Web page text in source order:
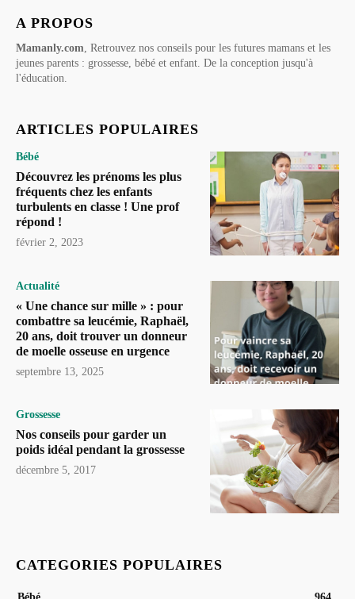
A PROPOS
Mamanly.com, Retrouvez nos conseils pour les futures mamans et les
jeunes parents : grossesse, bébé et enfant. De la conception jusqu'à
l'éducation.
ARTICLES POPULAIRES
Bébé
Découvrez les prénoms les plus
fréquents chez les enfants
turbulents en classe ! Une prof
répond !
février 2, 2023
Actualité
« Une chance sur mille » : pour
combattre sa leucémie, Raphaël,
20 ans, doit trouver un donneur
de moelle osseuse en urgence
septembre 13, 2025
Grossesse
Nos conseils pour garder un
poids idéal pendant la grossesse
décembre 5, 2017
CATEGORIES POPULAIRES